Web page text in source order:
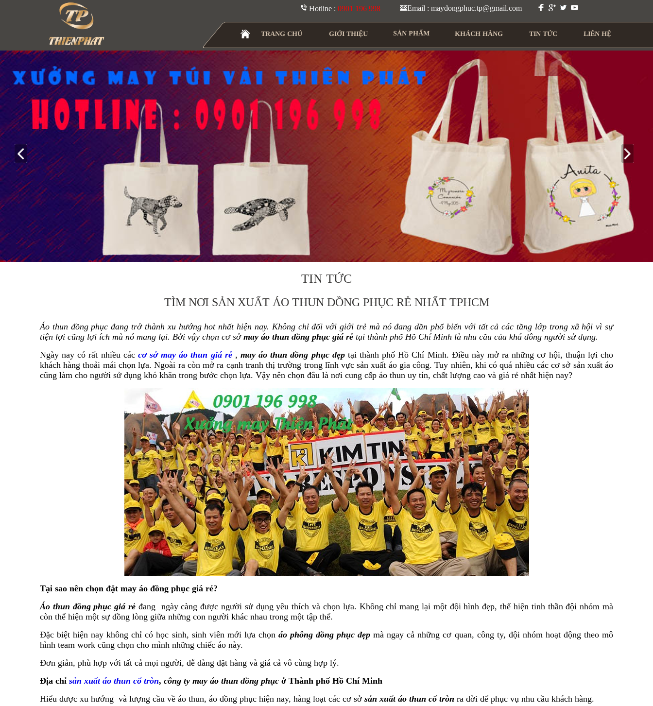
Email : maydongphuc.tp@gmail.com
Hotline : 0901 196 998
TRANG CHỦ GIỚI THIỆU SẢN PHẨM KHÁCH HÀNG TIN TỨC LIÊN HỆ
TIN TỨC
TÌM NƠI SẢN XUẤT ÁO THUN ĐỒNG PHỤC RẺ NHẤT TPHCM
Áo thun đồng phục đang trở thành xu hướng hot nhất hiện nay. Không chỉ đối với giới trẻ mà nó đang dần phổ biến với tất cả các tầng lớp trong xã hội vì sự
tiện lợi cũng lợi ích mà nó mang lại. Bởi vậy chọn cơ sở may áo thun đồng phục giá rẻ tại thành phố Hồ Chí Minh là nhu cầu của khá đông người sử dụng.
Ngày nay có rất nhiều các cơ sở may áo thun giá rẻ,may áo thun đồng phục đẹptại thành phố Hồ Chí Minh. Điều này mở ra những cơ hội, thuận lợi cho
khách hàng thoải mái chọn lựa. Ngoài ra còn mở ra cạnh tranh thị trường trong lĩnh vực sản xuất áo gia công. Tuy nhiên, khi có quá nhiều các cơ sở sản xuất áo
cũng làm cho người sử dụng khó khăn trong bước chọn lựa. Vậy nên chọn đâu là nơi cung cấp áo thun uy tín, chất lượng cao và giá rẻ nhất hiện nay?
Tại sao nên chọn đặt may áo đồng phục giá rẻ?
Áo thun đồng phục giá rẻ đang ngày càng được người sử dụng yêu thích và chọn lựa. Không chỉ mang lại một đội hình đẹp, thể hiện tinh thần đội nhóm mà
còn thể hiện một sự đồng lòng giữa những con người khác nhau trong một tập thể.
Đặc biệt hiện nay không chỉ có học sinh, sinh viên mới lựa chọn áo phông đồng phục đẹp mà ngay cả những cơ quan, công ty, đội nhóm hoạt động theo mô
hình team work cũng chọn cho mình những chiếc áo này.
Đơn giản, phù hợp với tất cả mọi người, dễ dàng đặt hàng và giá cả vô cùng hợp lý.
Địa chỉ sản xuất áo thun cổ tròn, công ty may áo thun đồng phục ở Thành phố Hồ Chí Minh
Hiểu được xu hướng và lượng cầu về áo thun, áo đồng phục hiện nay, hàng loạt các cơ sở sản xuất áo thun cổ tròn ra đời để phục vụ nhu cầu khách hàng.